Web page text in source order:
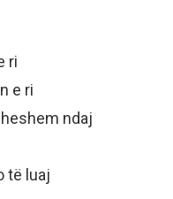
ri
e ri
ndaj
të luaj